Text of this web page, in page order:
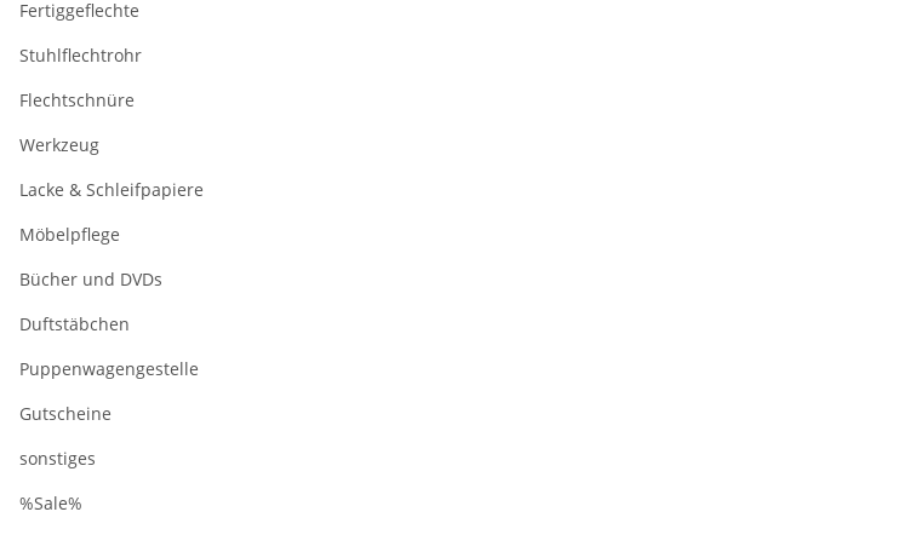
Fertiggeflechte
Stuhlflechtrohr
Flechtschnüre
Werkzeug
Lacke & Schleifpapiere
Möbelpflege
Bücher und DVDs
Duftstäbchen
Puppenwagengestelle
Gutscheine
sonstiges
%Sale%